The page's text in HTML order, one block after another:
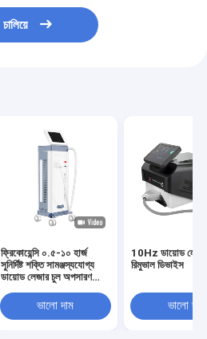
চালিয়ে
ফ্রিকোয়েন্সি ০.৫-১০ হার্জ
সুনির্দিষ্ট শক্তি সামঞ্জস্যযোগ্য
ডায়োড লেজার চুল অপসারণ
ভালো দাম
10Hz ডায়োড লেজার
রিমুভাল ডিভাইস
ভালো দাম